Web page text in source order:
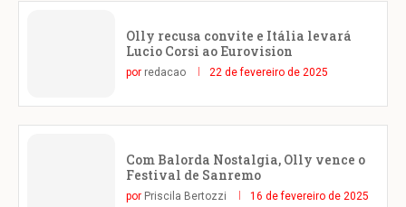
Olly recusa convite e Itália levará
Lucio Corsi ao Eurovision
por redacao 22 de fevereiro de 2025
Com Balorda Nostalgia, Olly vence o
Festival de Sanremo
por Priscila Bertozzi 16 de fevereiro de 2025